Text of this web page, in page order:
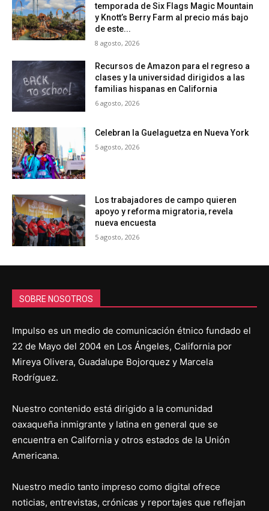
temporada de Six Flags Magic Mountain
y Knott’s Berry Farm al precio más bajo
de este...
8 agosto, 2026
Recursos de Amazon para el regreso a
clases y la universidad dirigidos a las
familias hispanas en California
6 agosto, 2026
Celebran la Guelaguetza en Nueva York
5 agosto, 2026
Los trabajadores de campo quieren
apoyo y reforma migratoria, revela
nueva encuesta
5 agosto, 2026
SOBRE NOSOTROS
Impulso es un medio de comunicación étnico fundado el
22 de Mayo del 2004 en Los Ángeles, California por
Mireya Olivera, Guadalupe Bojorquez y Marcela
Rodríguez.
Nuestro contenido está dirigido a la comunidad
oaxaqueña inmigrante y latina en general que se
encuentra en California y otros estados de la Unión
Americana.
Nuestro medio tanto impreso como digital ofrece
noticias, entrevistas, crónicas y reportajes que reflejan